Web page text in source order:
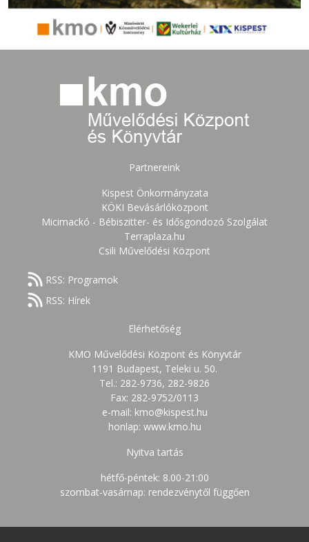
Partnereink
Kispest Önkormányzata
KÖKI Bevásárlóközpont
Micimackó - Bébiszitter- és Idősgondozó Szolgálat
Terraplaza.hu
Csili Művelődési Központ
RSS: Programok
RSS: Hírek
Elérhetőség
KMO Művelődési Központ és Könyvtár
1191 Budapest, Teleki u. 50.
Tel.: 282-9736, 282-9826
Fax: 282-9752/0113
e-mail: kmo@kispest.hu
honlap: www.kmo.hu
Nyitva tartás
hétfő-péntek: 8.00-21:00
szombat-vasárnap: rendezvénytől függően